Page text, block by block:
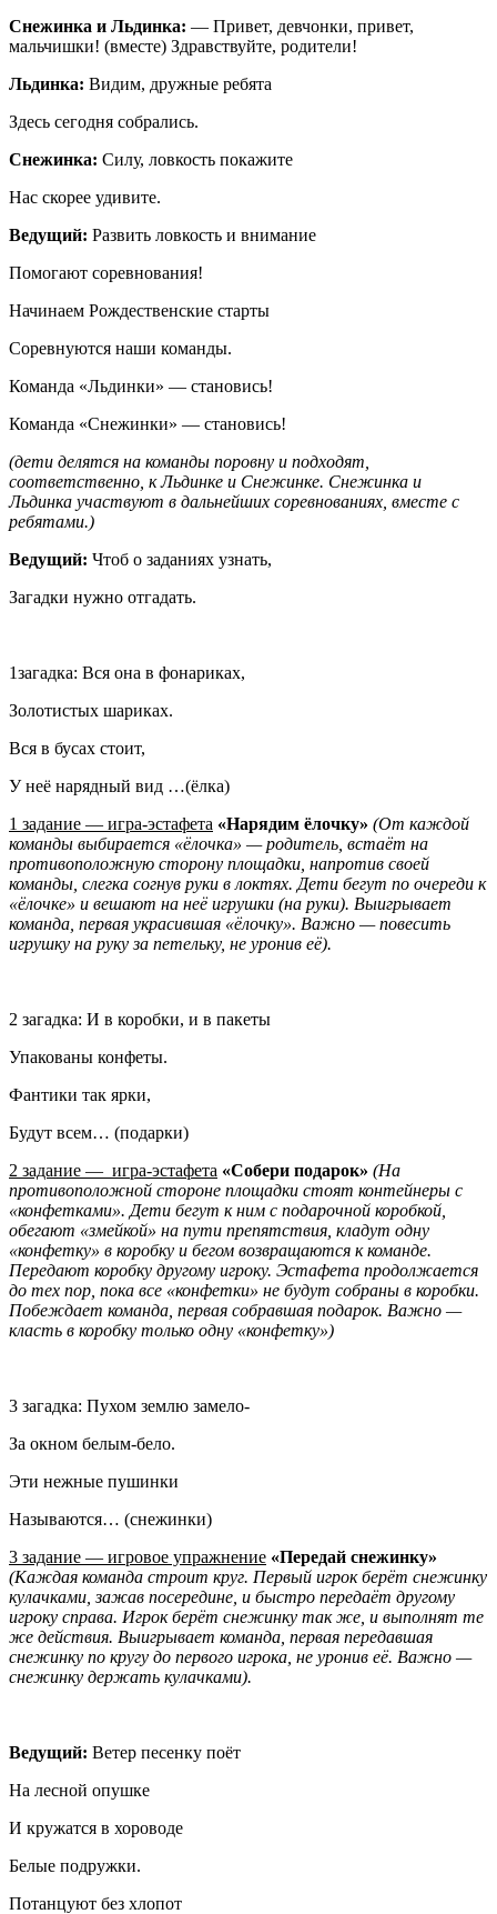
Снежинка и Льдинка: — Привет, девчонки, привет,
мальчишки! (вместе) Здравствуйте, родители!
Льдинка: Видим, дружные ребята
Здесь сегодня собрались.
Снежинка: Силу, ловкость покажите
Нас скорее удивите.
Ведущий: Развить ловкость и внимание
Помогают соревнования!
Начинаем Рождественские старты
Соревнуются наши команды.
Команда «Льдинки» — становись!
Команда «Снежинки» — становись!
(дети делятся на команды поровну и подходят,
соответственно, к Льдинке и Снежинке. Снежинка и
Льдинка участвуют в дальнейших соревнованиях, вместе с
ребятами.)
Ведущий: Чтоб о заданиях узнать,
Загадки нужно отгадать.
1загадка: Вся она в фонариках,
Золотистых шариках.
Вся в бусах стоит,
У неё нарядный вид …(ёлка)
1 задание — игра-эстафета «Нарядим ёлочку» (От каждой
команды выбирается «ёлочка» — родитель, встаёт на
противоположную сторону площадки, напротив своей
команды, слегка согнув руки в локтях. Дети бегут по очереди к
«ёлочке» и вешают на неё игрушки (на руки). Выигрывает
команда, первая украсившая «ёлочку». Важно — повесить
игрушку на руку за петельку, не уронив её).
2 загадка: И в коробки, и в пакеты
Упакованы конфеты.
Фантики так ярки,
Будут всем… (подарки)
2 задание — игра-эстафета «Собери подарок» (На
противоположной стороне площадки стоят контейнеры с
«конфетками». Дети бегут к ним с подарочной коробкой,
обегают «змейкой» на пути препятствия, кладут одну
«конфетку» в коробку и бегом возвращаются к команде.
Передают коробку другому игроку. Эстафета продолжается
до тех пор, пока все «конфетки» не будут собраны в коробки.
Побеждает команда, первая собравшая подарок. Важно —
класть в коробку только одну «конфетку»)
3 загадка: Пухом землю замело-
За окном белым-бело.
Эти нежные пушинки
Называются… (снежинки)
3 задание — игровое упражнение «Передай снежинку»
(Каждая команда строит круг. Первый игрок берёт снежинку
кулачками, зажав посередине, и быстро передаёт другому
игроку справа. Игрок берёт снежинку так же, и выполнят те
же действия. Выигрывает команда, первая передавшая
снежинку по кругу до первого игрока, не уронив её. Важно —
снежинку держать кулачками).
Ведущий: Ветер песенку поёт
На лесной опушке
И кружатся в хороводе
Белые подружки.
Потанцуют без хлопот